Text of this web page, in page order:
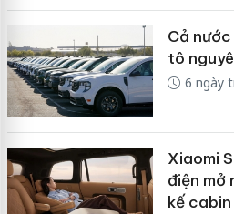
Cả
tô
6 ngày
Xiaomi
điện mở
kế